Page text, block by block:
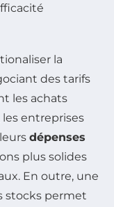
la
des tarifs
les achats
entreprises
dépenses
plus solides
En outre, une
stocks permet